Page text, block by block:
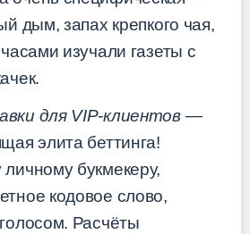
дым, запах крепкого чая,
изучали газеты с
для VIP-клиентов—
элита беттинга!
букмекеру,
кодовое слово,
Расчёты